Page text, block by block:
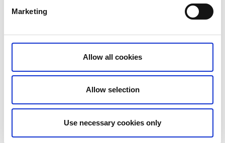
Marketing
Allow all cookies
Allow selection
Use necessary cookies only
Vilka föreläsare bjuder du in till din konferens? Det är
många kvinnor som män, gärna med olika bakgrund
och etnicitet.
Fler konferenstips i Västsverige